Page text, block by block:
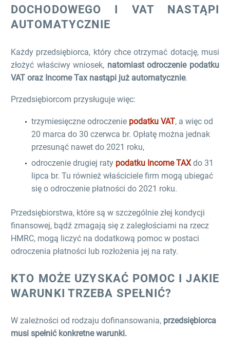
DOCHODOWEGO I VAT NASTĄPI
AUTOMATYCZNIE
Każdy przedsiębiorca, który chce otrzymać dotację, musi
złożyć właściwy wniosek, natomiast odroczenie podatku
VAT oraz Income Tax nastąpi już automatycznie.
Przedsiębiorcom przysługuje więc:
trzymiesięczne odroczenie podatku VAT, a więc od
20 marca do 30 czerwca br. Opłatę można jednak
przesunąć nawet do 2021 roku,
odroczenie drugiej raty podatku Income TAXdo 31
lipca br. Tu również właściciele firm mogą ubiegać
się o odroczenie płatności do 2021 roku.
Przedsiębiorstwa, które są w szczególnie złej kondycji
finansowej, bądź zmagają się z zaległościami na rzecz
HMRC, mogą liczyć na dodatkową pomoc w postaci
odroczenia płatności lub rozłożenia jej na raty.
KTO MOŻE UZYSKAĆ POMOC I JAKIE
WARUNKI TRZEBA SPEŁNIĆ?
W zależności od rodzaju dofinansowania, przedsiębiorca
musi spełnić konkretne warunki.